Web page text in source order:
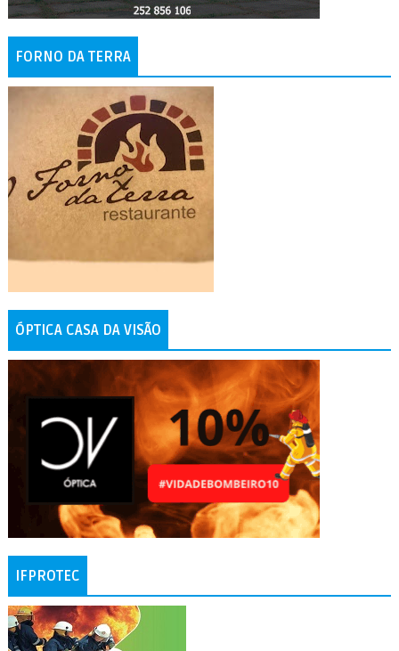
FORNO DA TERRA
ÓPTICA CASA DA VISÃO
IFPROTEC